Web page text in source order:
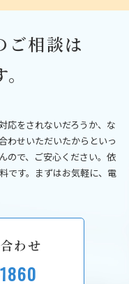
ご相談は
応をされないだろうか、な
わせいただいたからといっ
ので、ご安心ください。依
です。まずはお気軽に、電
わせ